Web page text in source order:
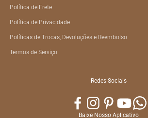
Política de Frete
Política de Privacidade
Políticas de Trocas, Devoluções e Reembolso
Termos de Serviço
Redes Sociais
Baixe Nosso Aplicativo